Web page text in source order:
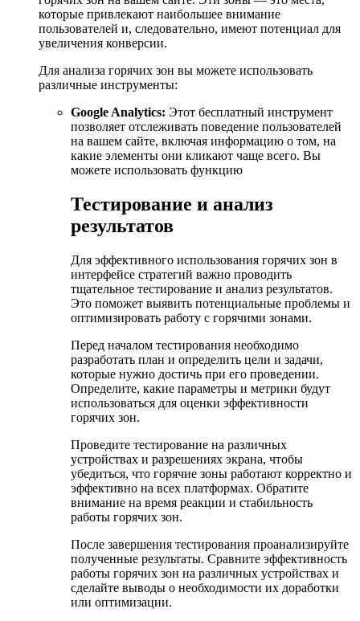
которые привлекают наибольшее внимание
пользователей и, следовательно, имеют потенциал для
увеличения конверсии.
Для анализа горячих зон вы можете использовать
различные инструменты:
Google Analytics: Этот бесплатный инструмент
позволяет отслеживать поведение пользователей
на вашем сайте, включая информацию о том, на
какие элементы они кликают чаще всего. Вы
можете использовать функцию
Тестирование и анализ
результатов
Для эффективного использования горячих зон в
интерфейсе стратегий важно проводить
тщательное тестирование и анализ результатов.
Это поможет выявить потенциальные проблемы и
оптимизировать работу с горячими зонами.
Перед началом тестирования необходимо
разработать план и определить цели и задачи,
которые нужно достичь при его проведении.
Определите, какие параметры и метрики будут
использоваться для оценки эффективности
горячих зон.
Проведите тестирование на различных
устройствах и разрешениях экрана, чтобы
убедиться, что горячие зоны работают корректно и
эффективно на всех платформах. Обратите
внимание на время реакции и стабильность
работы горячих зон.
После завершения тестирования проанализируйте
полученные результаты. Сравните эффективность
работы горячих зон на различных устройствах и
сделайте выводы о необходимости их доработки
или оптимизации.